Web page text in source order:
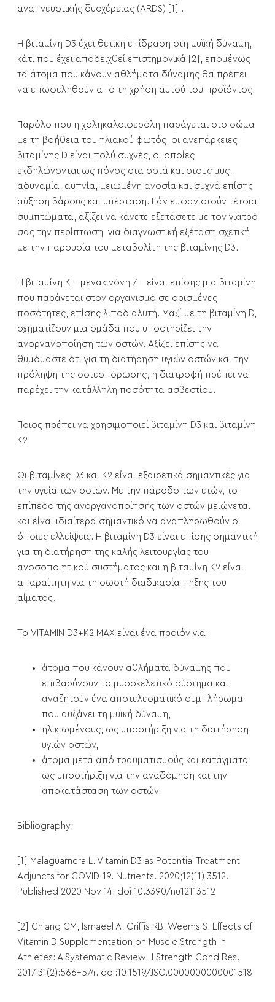
αναπνευστικής δυσχέρειας (ARDS) [1] .
Η βιταμίνη D3 έχει θετική επίδραση στη μυϊκή δύναμη,
κάτι που έχει αποδειχθεί επιστημονικά [2], επομένως
τα άτομα που κάνουν αθλήματα δύναμης θα πρέπει
να επωφεληθούν από τη χρήση αυτού του προϊόντος.
Παρόλο που η χοληκαλσιφερόλη παράγεται στο σώμα
με τη βοήθεια του ηλιακού φωτός, οι ανεπάρκειες
βιταμίνης D είναι πολύ συχνές, οι οποίες
εκδηλώνονται ως πόνος στα οστά και στους μυς,
αδυναμία, αϋπνία, μειωμένη ανοσία και συχνά επίσης
αύξηση βάρους και υπέρταση. Εάν εμφανιστούν τέτοια
συμπτώματα, αξίζει να κάνετε εξετάσετε με τον γιατρό
σας την περίπτωση για διαγνωστική εξέταση σχετική
με την παρουσία του μεταβολίτη της βιταμίνης D3.
Η βιταμίνη Κ - μενακινόνη-7 - είναι επίσης μια βιταμίνη
που παράγεται στον οργανισμό σε ορισμένες
ποσότητες, επίσης λιποδιαλυτή. Μαζί με τη βιταμίνη D,
σχηματίζουν μια ομάδα που υποστηρίζει την
ανοργανοποίηση των οστών. Αξίζει επίσης να
θυμόμαστε ότι για τη διατήρηση υγιών οστών και την
πρόληψη της οστεοπόρωσης, η διατροφή πρέπει να
παρέχει την κατάλληλη ποσότητα ασβεστίου.
Ποιος πρέπει να χρησιμοποιεί βιταμίνη D3 και βιταμίνη
Κ2:
Οι βιταμίνες D3 και K2 είναι εξαιρετικά σημαντικές για
την υγεία των οστών. Με την πάροδο των ετών, το
επίπεδο της ανοργανοποίησης των οστών μειώνεται
και είναι ιδιαίτερα σημαντικό να αναπληρωθούν οι
όποιες ελλείψεις. Η βιταμίνη D3 είναι επίσης σημαντική
για τη διατήρηση της καλής λειτουργίας του
ανοσοποιητικού συστήματος και η βιταμίνη Κ2 είναι
απαραίτητη για τη σωστή διαδικασία πήξης του
αίματος.
Το VITAMIN D3+K2 MAX είναι ένα προϊόν για:
άτομα που κάνουν αθλήματα δύναμης που
επιβαρύνουν το μυοσκελετικό σύστημα και
αναζητούν ένα αποτελεσματικό συμπλήρωμα
που αυξάνει τη μυϊκή δύναμη,
ηλικιωμένους, ως υποστήριξη για τη διατήρηση
υγιών οστών,
άτομα μετά από τραυματισμούς και κατάγματα,
ως υποστήριξη για την αναδόμηση και την
αποκατάσταση των οστών.
Bibliography:
[1] Malaguarnera L. Vitamin D3 as Potential Treatment
Adjuncts for COVID-19. Nutrients. 2020;12(11):3512.
Published 2020 Nov 14. doi:10.3390/nu12113512
[2] Chiang CM, Ismaeel A, Griffis RB, Weems S. Effects of
Vitamin D Supplementation on Muscle Strength in
Athletes: A Systematic Review. J Strength Cond Res.
2017;31(2):566-574. doi:10.1519/JSC.0000000000001518